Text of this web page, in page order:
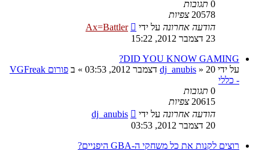
0 תגובות
20578 צפיות
הודעה אחרונה על ידי
Ax=Battler
23 דצמבר 2012, 15:22
DID YOU KNOW GAMING?
על ידי
dj_anubis » 20 דצמבר 2012, 03:53 » ב
פורום VGFreak
- כללי
0 תגובות
20615 צפיות
הודעה אחרונה על ידי
dj_anubis
20 דצמבר 2012, 03:53
רוצים לקנות את כל משחקי ה-GBA היפניים?